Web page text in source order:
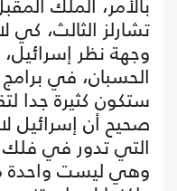
تشارلز الثالث، كي
وجهة نظر
الحسبان، في برامج
ستكون كثيرة جدا
صحيح أن إسرائيل
التي تدور في فلك
وهي ليست واحدة